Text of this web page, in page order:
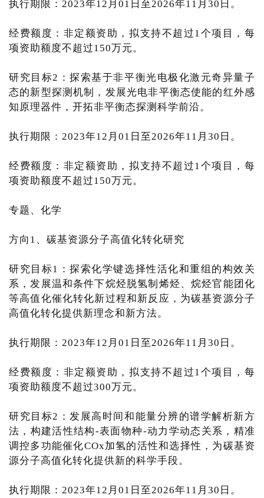
执行期限：2023年12月01日至2026年11月30日。
经费额度：非定额资助，拟支持不超过1个项目，每
项资助额度不超过150万元。
研究目标2：探索基于非平衡光电极化激元奇异量子
态的新型探测机制，发展光电非平衡态使能的红外感
知原理器件，开拓非平衡态探测科学前沿。
执行期限：2023年12月01日至2026年11月30日。
经费额度：非定额资助，拟支持不超过1个项目，每
项资助额度不超过150万元。
专题、化学
方向1、碳基资源分子高值化转化研究
研究目标1：探索化学键选择性活化和重组的构效关
系，发展温和条件下烷烃脱氢制烯烃、烷烃官能团化
等高值化催化转化新过程和新反应，为碳基资源分子
高值化转化提供新理念和新方法。
执行期限：2023年12月01日至2026年11月30日。
经费额度：非定额资助，拟支持不超过1个项目，每
项资助额度不超过300万元。
研究目标2：发展高时间和能量分辨的谱学解析新方
法，构建活性结构-表面物种-动力学动态关系，精准
调控多功能催化COx加氢的活性和选择性，为碳基资
源分子高值化转化提供新的科学手段。
执行期限：2023年12月01日至2026年11月30日。